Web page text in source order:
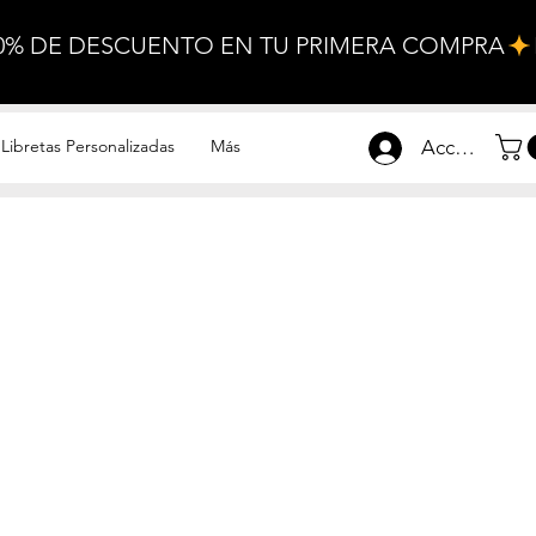
Libretas Personalizadas Más Accesar